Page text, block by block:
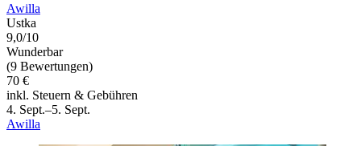
Awilla
Ustka
9,0/10
Wunderbar
(9 Bewertungen)
70 €
inkl. Steuern & Gebühren
4. Sept.–5. Sept.
Awilla